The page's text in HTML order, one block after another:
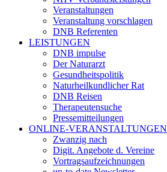
Veranstaltungen
Veranstaltung vorschlagen
DNB Referenten
LEISTUNGEN
DNB impulse
Der Naturarzt
Gesundheitspolitik
Naturheilkundlicher Rat
DNB Reisen
Therapeutensuche
Pressemitteilungen
ONLINE-VERANSTALTUNGEN
Zwanzig nach
Digit. Angebote d. Vereine
Vortragsaufzeichnungen